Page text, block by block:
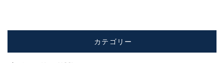
カテゴリー